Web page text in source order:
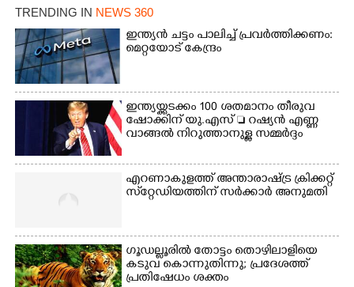
എ.ഐ.സി.സി ജനറൽ
സെക്രട്ടറി കെ.സി
വേണുഗോപാൽ എം.പി
കുരുന്നിനെ എടുത്ത്
ലാളിച്ചപ്പോൾ.
സഹകരണ-എക്സൈസ്
വകുപ്പ് മന്ത്രി എം. ലിജു,
കൃഷിവകുപ്പ് മന്ത്രി ടി.
സിദ്ദിഖ്, റെജി ചെറിയാൻ
എം. എൽ. എ എന്നിവർ
സമീപം
വേണുഗോപാൽ എം.പി.
സഹകരണ-എക്സൈസ്
TRENDING IN NEWS 360
ഇന്ത്യൻ ചട്ടം പാലിച്ച് പ്രവർത്തിക്കണം:
മെറ്റയോട് കേന്ദ്രം
ഇന്ത്യയ്ക്കടക്കം 100 ശതമാനം തീരുവ
ഷോക്കിന് യു.എസ്  റഷ്യൻ എണ്ണ
വാങ്ങൽ നിറുത്താനുള്ള സമ്മർദ്ദം
എറണാകുളത്ത് അന്താരാഷ്ട്ര ക്രിക്കറ്റ്
സ്‌റ്റേഡിയത്തിന് സർക്കാർ അനുമതി
ഗൂഡല്ലൂരിൽ തോട്ടം തൊഴിലാളിയെ
കടുവ കൊന്നുതിന്നു; പ്രദേശത്ത്
പ്രതിഷേധം ശക്തം